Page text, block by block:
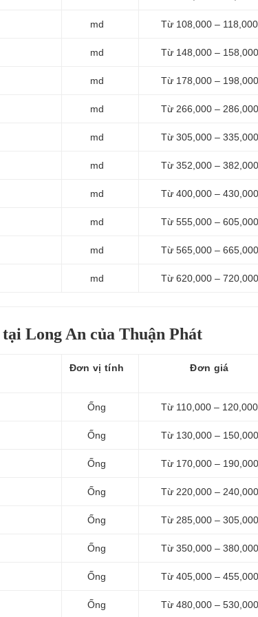
md Từ 108,000 – 118,000
md Từ 148,000 – 158,000
md Từ 178,000 – 198,000
md Từ 266,000 – 286,000
md Từ 305,000 – 335,000
md Từ 352,000 – 382,000
md Từ 400,000 – 430,000
md Từ 555,000 – 605,000
md Từ 565,000 – 665,000
md Từ 620,000 – 720,000
Long An của Thuận Phát
Đơn vị tính Đơn giá
Ống Từ 110,000 – 120,000
Ống Từ 130,000 – 150,000
Ống Từ 170,000 – 190,000
Ống Từ 220,000 – 240,000
Ống Từ 285,000 – 305,000
Ống Từ 350,000 – 380,000
Ống Từ 405,000 – 455,000
Ống Từ 480,000 – 530,000